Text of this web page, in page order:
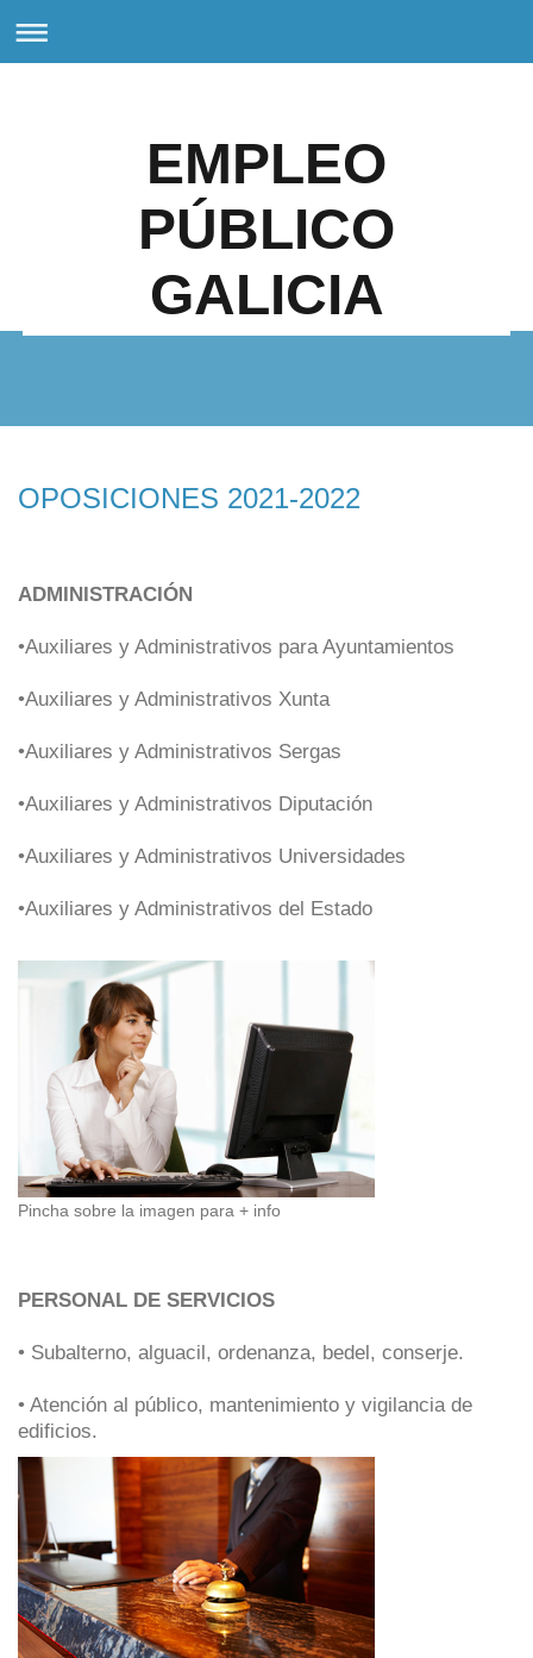
EMPLEO
PÚBLICO
GALICIA
OPOSICIONES 2021-2022
ADMINISTRACIÓN
•Auxiliares y Administrativos para Ayuntamientos
•Auxiliares y Administrativos Xunta
•Auxiliares y Administrativos Sergas
•Auxiliares y Administrativos Diputación
•Auxiliares y Administrativos Universidades
•Auxiliares y Administrativos del Estado
Pincha sobre la imagen para + info
PERSONAL DE SERVICIOS
• Subalterno, alguacil, ordenanza, bedel, conserje.
• Atención al público, mantenimiento y vigilancia de
edificios.